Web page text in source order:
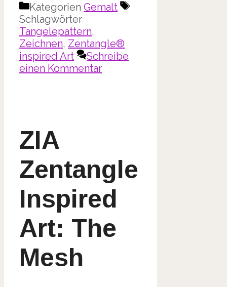
Kategorien Gemalt
Schlagwörter
Tangelepattern,
Zeichnen, Zentangle®
inspired Art
Schreibe
einen Kommentar
ZIA
Zentangle
Inspired
Art: The
Mesh